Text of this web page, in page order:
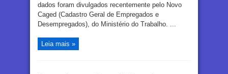
dados foram divulgados recentemente pelo Novo
Caged (Cadastro Geral de Empregados e
Desempregados), do Ministério do Trabalho. ...
Leia mais »